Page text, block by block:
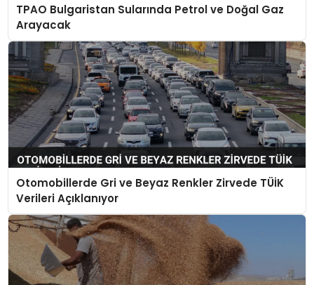
TPAO Bulgaristan Sularında Petrol ve Doğal Gaz
Arayacak
Otomobillerde Gri ve Beyaz Renkler Zirvede TÜİK
Verileri Açıklanıyor